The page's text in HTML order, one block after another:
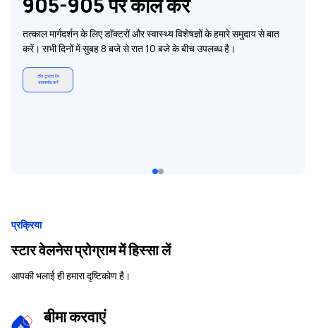
तत्काल मार्गदर्शन के लिए डॉक्टरों और स्वास्थ्य विशेषज्ञों के हमारे समुदाय से बात
करें। सभी दिनों में सुबह 8 बजे से रात 10 बजे के बीच उपलब्ध है।
टॉक टू स्टार ऐप
डाउनलोड करें
प्रक्रिया
स्टार वेलनेस प्रोग्राम में हिस्सा लें
आपकी भलाई ही हमारा दृष्टिकोण है।
बीमा करवाएं